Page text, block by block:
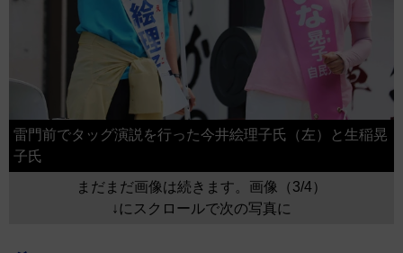
内会 北千住de個別会社案内会 越谷 de個
別会社案内会Taxi Driver Wanted先ずは連絡お待
ちしております。最初は誰でもは未経験 ❗最初の
一歩はあなた自身で！地理試験廃止になりました
が不安な地理は自社専任講師により要点は教授致
します。経験者も大歓迎です。※なんと転職後
も 「 即、高収入! 」経験者のあなた！
Challengeを考えているあなた！を優遇、大歓
迎、何でも相談を！そしてタクシー運行体験も自
家用社有車ジャパンタクシーにて随時予約受付中
体験してください。成果の上がる 当社でRe-
雷門前でタッグ演説を行った今井絵理子氏（左）と生稲晃
子氏
まだまだ画像は続きます。画像（3/4）
↓にスクロールで次の写真に